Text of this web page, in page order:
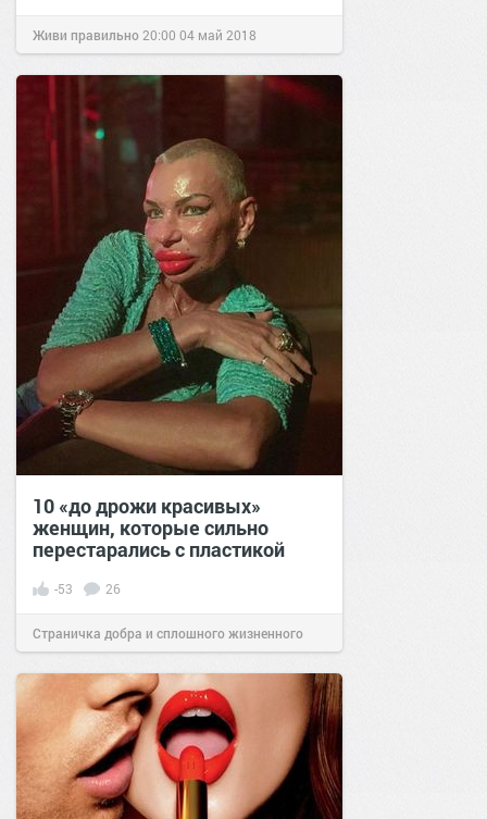
Живи правильно 20:00 04 май 2018
10 «до дрожи красивых»
женщин, которые сильно
перестарались с пластикой
-53 26
Страничка добра и сплошного жизненного
позитива!13:3612 сен 2021